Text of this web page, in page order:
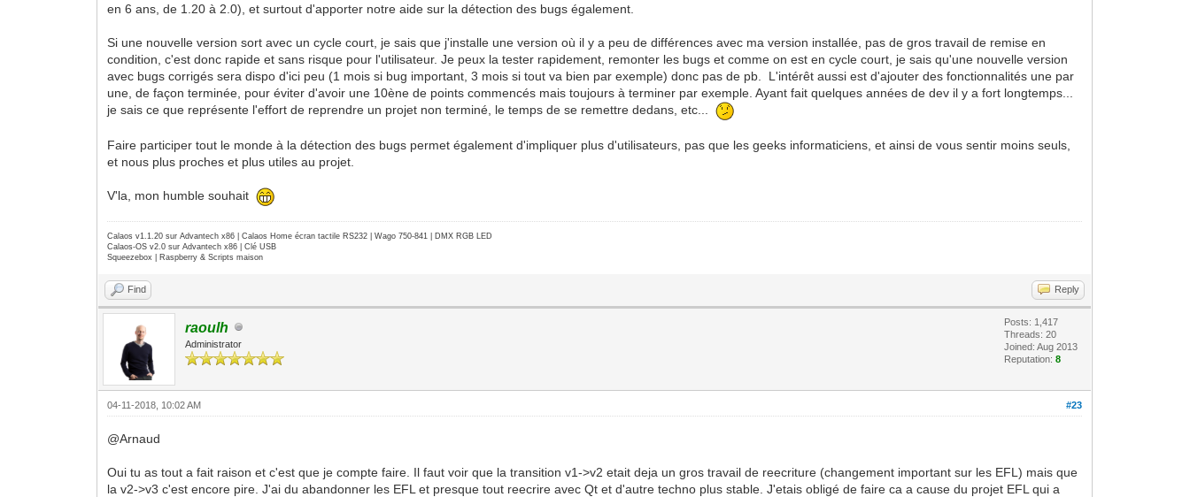
en 6 ans, de 1.20 à 2.0), et surtout d'apporter notre aide sur la détection des bugs également.
Si une nouvelle version sort avec un cycle court, je sais que j'installe une version où il y a peu de différences avec ma version installée, pas de gros travail de remise en
condition, c'est donc rapide et sans risque pour l'utilisateur. Je peux la tester rapidement, remonter les bugs et comme on est en cycle court, je sais qu'une nouvelle version
avec bugs corrigés sera dispo d'ici peu (1 mois si bug important, 3 mois si tout va bien par exemple) donc pas de pb. L'intérêt aussi est d'ajouter des fonctionnalités une par
une, de façon terminée, pour éviter d'avoir une 10ène de points commencés mais toujours à terminer par exemple. Ayant fait quelques années de dev il y a fort longtemps...
je sais ce que représente l'effort de reprendre un projet non terminé, le temps de se remettre dedans, etc...
Faire participer tout le monde à la détection des bugs permet également d'impliquer plus d'utilisateurs, pas que les geeks informaticiens, et ainsi de vous sentir moins seuls,
et nous plus proches et plus utiles au projet.
V'la, mon humble souhait
Calaos v1.1.20 sur Advantech x86 | Calaos Home écran tactile RS232 | Wago 750-841 | DMX RGB LED
Calaos-OS v2.0 sur Advantech x86 | Clé USB
Squeezebox | Raspberry & Scripts maison
Find Reply
raoulh
Administrator
Posts: 1,417
Threads: 20
Joined: Aug 2013
Reputation:8
#23
04-11-2018, 10:02 AM
@Arnaud
Oui tu as tout a fait raison et c'est que je compte faire. Il faut voir que la transition v1->v2 etait deja un gros travail de reecriture (changement important sur les EFL) mais que
la v2->v3 c'est encore pire. J'ai du abandonner les EFL et presque tout reecrire avec Qt et d'autre techno plus stable. J'etais obligé de faire ca a cause du projet EFL qui a